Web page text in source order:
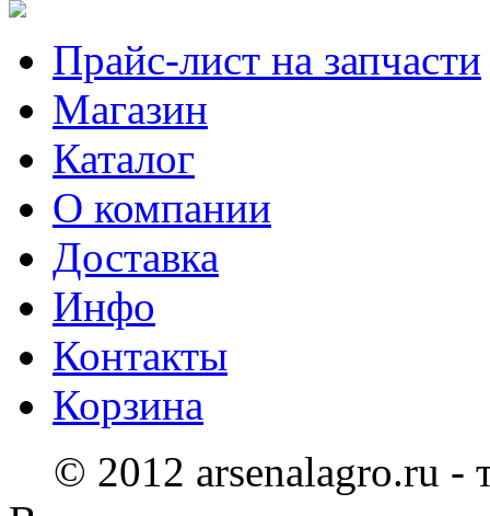
Прайс-лист на запчасти
Магазин
Каталог
О компании
Доставка
Инфо
Контакты
Корзина
© 2012 arsenalagro.ru -